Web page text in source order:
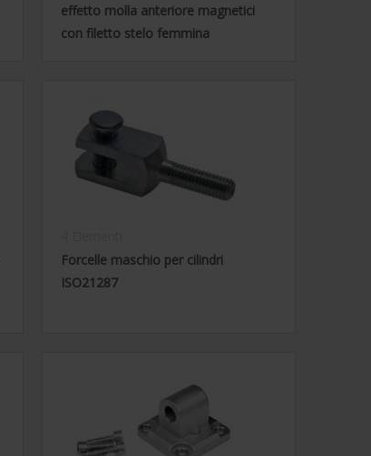
effetto molla anteriore magnetici
con filetto stelo femmina
Forcelle maschio per cilindri
ISO21287